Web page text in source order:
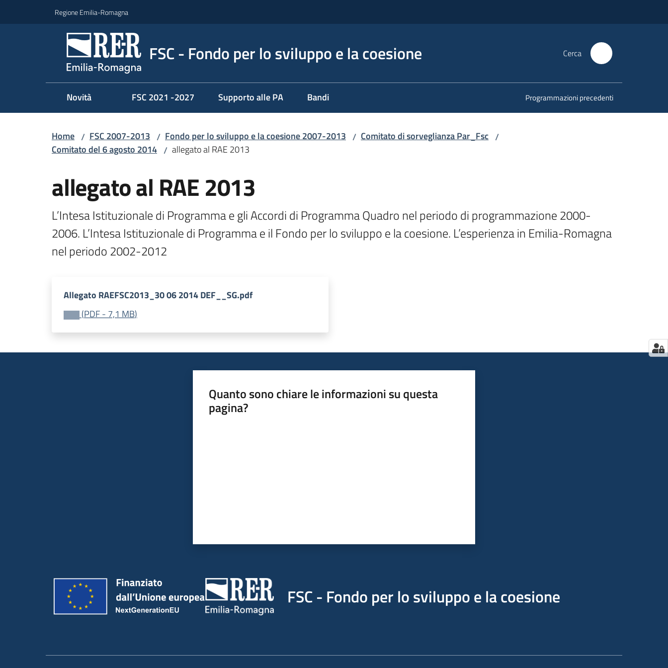
Regione Emilia-Romagna
FSC - Fondo per lo sviluppo e la coesione Cerca
Novità FSC 2021 -2027 Supporto alle PA Bandi Programmazioni precedenti
Home / FSC 2007-2013 / Fondo per lo sviluppo e la coesione 2007-2013 / Comitato di sorveglianza Par_Fsc /
Comitato del 6 agosto 2014 / allegato al RAE 2013
allegato al RAE 2013
L’Intesa Istituzionale di Programma e gli Accordi di Programma Quadro nel periodo di programmazione 2000-
2006. L’Intesa Istituzionale di Programma e il Fondo per lo sviluppo e la coesione. L’esperienza in Emilia-Romagna
nel periodo 2002-2012
Allegato RAEFSC2013_30 06 2014 DEF__SG.pdf
(PDF- 7,1 MB)
Quanto sono chiare le informazioni su questa
pagina?
FSC - Fondo per lo sviluppo e la coesione